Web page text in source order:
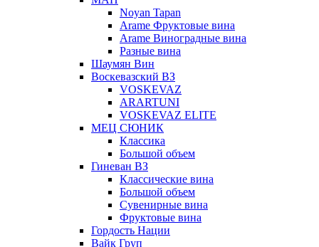
Noyan Tapan
Arame Фруктовые вина
Arame Виноградные вина
Разные вина
Шаумян Вин
Воскевазский ВЗ
VOSKEVAZ
ARARTUNI
VOSKEVAZ ELITE
МЕЦ СЮНИК
Классика
Большой объем
Гиневан ВЗ
Классические вина
Большой объем
Сувенирные вина
Фруктовые вина
Гордость Нации
Вайк Груп